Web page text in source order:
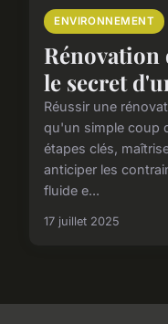
ENVIRONNEMENT
Rénovation
le secret
Réussir une
qu'un simple coup
étapes clés,
anticiper les
fluide e...
17 juillet 2025